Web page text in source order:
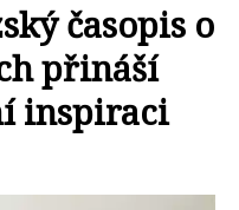
časopis o
přináší
inspiraci